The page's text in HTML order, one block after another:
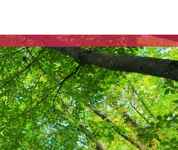
Communiqués de presse
Fédération
25.11.2025 – Bardella pour
la 3ème fois à la foire de
Sainte Catherine !